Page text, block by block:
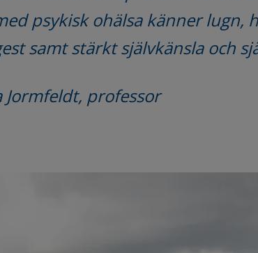
psykisk ohälsa känner lugn,
samt stärkt självkänsla och
Jormfeldt, professor